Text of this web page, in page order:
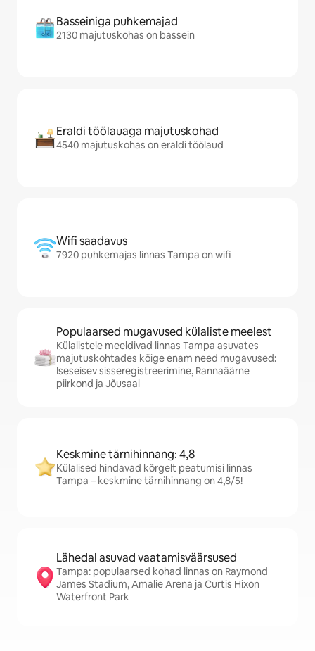
Basseiniga puhkemajad
2130 majutuskohas on bassein
Eraldi töölauaga majutuskohad
4540 majutuskohas on eraldi töölaud
Wifi saadavus
7920 puhkemajas linnas Tampa on wifi
Populaarsed mugavused külaliste meelest
Külalistele meeldivad linnas Tampa asuvates
majutuskohtades kõige enam need mugavused:
Iseseisev sisseregistreerimine, Rannaäärne
piirkond ja Jõusaal
Keskmine tärnihinnang: 4,8
Külalised hindavad kõrgelt peatumisi linnas
Tampa – keskmine tärnihinnang on 4,8/5!
Lähedal asuvad vaatamisväärsused
Tampa: populaarsed kohad linnas on Raymond
James Stadium, Amalie Arena ja Curtis Hixon
Waterfront Park